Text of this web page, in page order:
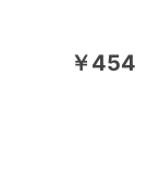
￥454